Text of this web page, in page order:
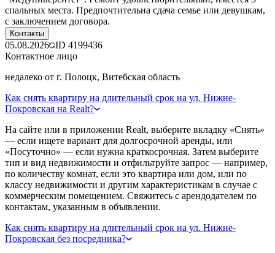
спальных места. Предпочтительна сдача семье или девушкам,
с заключением договора.
Контакты
05.08.2026 ID 4199436
Контактное лицо
недалеко от г. Полоцк, Витебская область
Как снять квартиру на длительный срок на ул. Нижне-
Покровская на Realt?
На сайте или в приложении Realt, выберите вкладку «Снять»
— если ищете вариант для долгосрочной аренды, или
«Посуточно» — если нужна краткосрочная. Затем выберите
тип и вид недвижимости и отфильтруйте запрос — например,
по количеству комнат, если это квартира или дом, или по
классу недвижимости и другим характеристикам в случае с
коммерческим помещением. Свяжитесь с арендодателем по
контактам, указанным в объявлении.
Как снять квартиру на длительный срок на ул. Нижне-
Покровская без посредника?